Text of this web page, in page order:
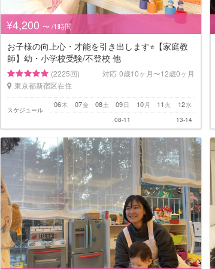
¥4,200 〜 /1時間
お子様の向上心・才能を引き出します⭐︎【家庭教
師】幼・小学校受験/不登校 他
(2225回) 対応 0歳10ヶ月〜12歳0ヶ月
東京都新宿区在住
スケジュール
木
06 金
07 土
08 日
09 月
10 火
11 水
12
08-11 13-14